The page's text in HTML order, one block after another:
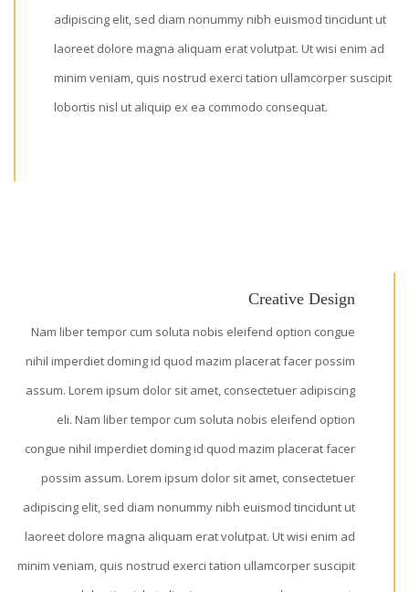
adipiscing elit, sed diam nonummy nibh euismod tincidunt ut
laoreet dolore magna aliquam erat volutpat. Ut wisi enim ad
minim veniam, quis nostrud exerci tation ullamcorper suscipit
lobortis nisl ut aliquip ex ea commodo consequat.
Creative Design
Nam liber tempor cum soluta nobis eleifend option congue
nihil imperdiet doming id quod mazim placerat facer possim
assum. Lorem ipsum dolor sit amet, consectetuer adipiscing
eli. Nam liber tempor cum soluta nobis eleifend option
congue nihil imperdiet doming id quod mazim placerat facer
possim assum. Lorem ipsum dolor sit amet, consectetuer
adipiscing elit, sed diam nonummy nibh euismod tincidunt ut
laoreet dolore magna aliquam erat volutpat. Ut wisi enim ad
minim veniam, quis nostrud exerci tation ullamcorper suscipit